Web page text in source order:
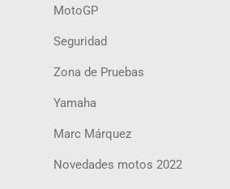
MotoGP
Seguridad
Zona de Pruebas
Yamaha
Marc Márquez
Novedades motos 2022